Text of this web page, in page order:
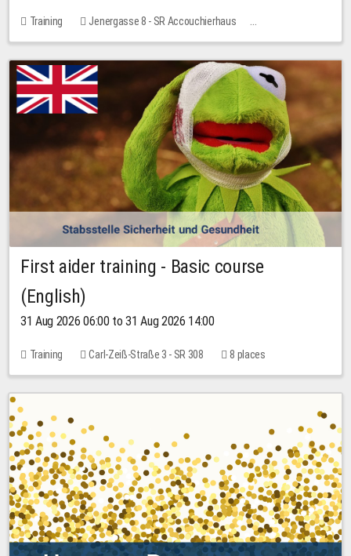
Training
Jenergasse 8 - SR Accouchierhaus
No free places
First aider training - Basic course
(English)
31 Aug 2026 06:00 to 31 Aug 2026 14:00
Training Carl-Zeiß-Straße 3 - SR 308 8 places